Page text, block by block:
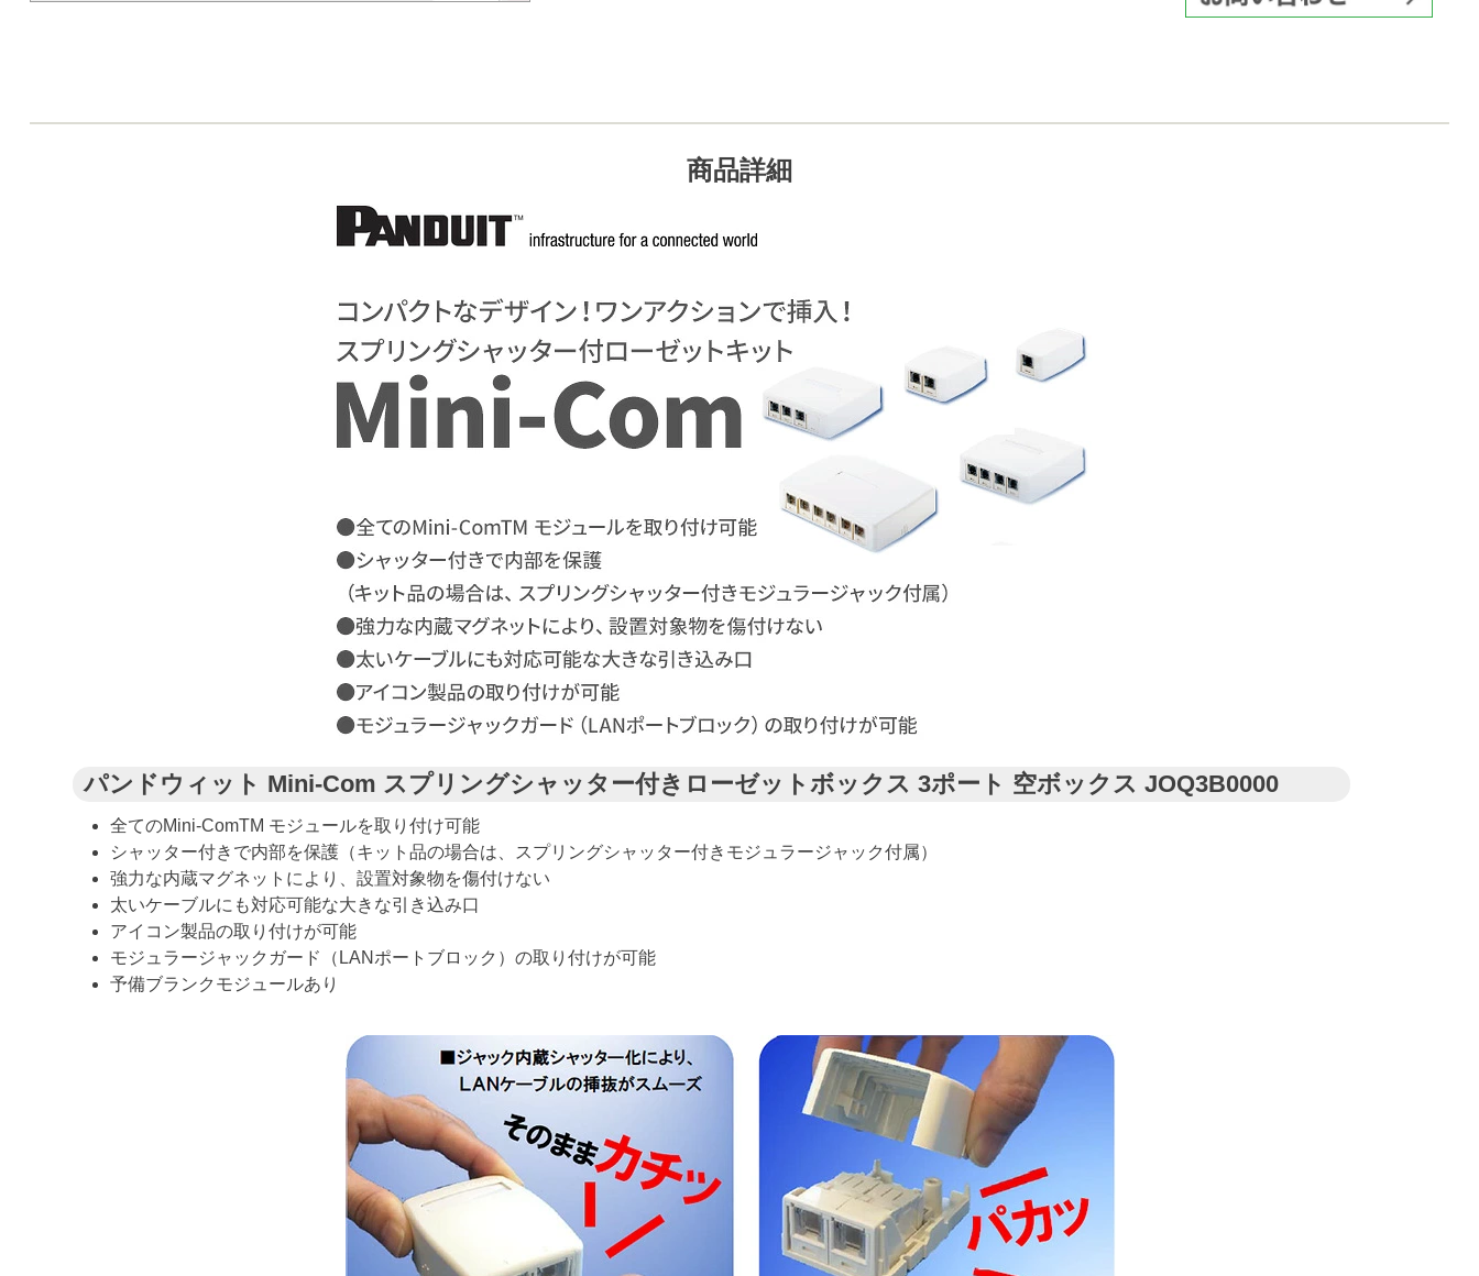
商品詳細
パンドウィット Mini-Com スプリングシャッター付きローゼットボックス 3ポート 空ボックス JOQ3B0000
全てのMini-ComTM モジュールを取り付け可能
シャッター付きで内部を保護（キット品の場合は、スプリングシャッター付きモジュラージャック付属）
強力な内蔵マグネットにより、設置対象物を傷付けない
太いケーブルにも対応可能な大きな引き込み口
アイコン製品の取り付けが可能
モジュラージャックガード（LANポートブロック）の取り付けが可能
予備ブランクモジュールあり